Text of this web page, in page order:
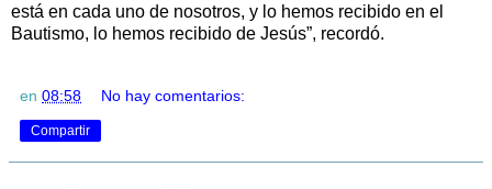
está en cada uno de nosotros, y lo hemos recibido en el
Bautismo, lo hemos recibido de Jesús”, recordó.
en 08:58 No hay comentarios:
Compartir